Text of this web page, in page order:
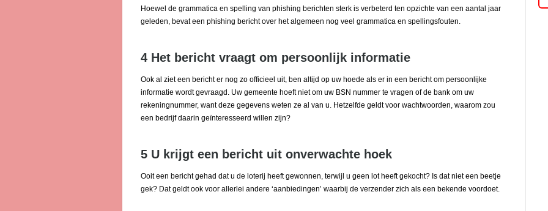
Hoewel de grammatica en spelling van phishing berichten sterk is verbeterd ten opzichte van een aantal jaar
geleden, bevat een phishing bericht over het algemeen nog veel grammatica en spellingsfouten.
4 Het bericht vraagt om persoonlijk informatie
Ook al ziet een bericht er nog zo officieel uit, ben altijd op uw hoede als er in een bericht om persoonlijke
informatie wordt gevraagd. Uw gemeente hoeft niet om uw BSN nummer te vragen of de bank om uw
rekeningnummer, want deze gegevens weten ze al van u. Hetzelfde geldt voor wachtwoorden, waarom zou
een bedrijf daarin geïnteresseerd willen zijn?
5 U krijgt een bericht uit onverwachte hoek
Ooit een bericht gehad dat u de loterij heeft gewonnen, terwijl u geen lot heeft gekocht? Is dat niet een beetje
gek? Dat geldt ook voor allerlei andere ‘aanbiedingen’ waarbij de verzender zich als een bekende voordoet.